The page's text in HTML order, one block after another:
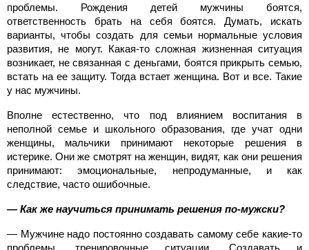
проблемы. Рождения детей мужчины боятся,
ответственность брать на себя боятся. Думать, искать
варианты, чтобы создать для семьи нормальные условия
развития, не могут. Какая-то сложная жизненная ситуация
возникает, не связанная с деньгами, боятся прикрыть семью,
встать на ее защиту. Тогда встает женщина. Вот и все. Такие
у нас мужчины.
Вполне естественно, что под влиянием воспитания в
неполной семье и школьного образования, где учат одни
женщины, мальчики принимают некоторые решения в
истерике. Они же смотрят на женщин, видят, как они решения
принимают: эмоциональные, непродуманные, и как
следствие, часто ошибочные.
— Как же научиться принимать решения по-мужски?
— Мужчине надо постоянно создавать самому себе какие-то
проблемы, тренировочные ситуации. Создавать и